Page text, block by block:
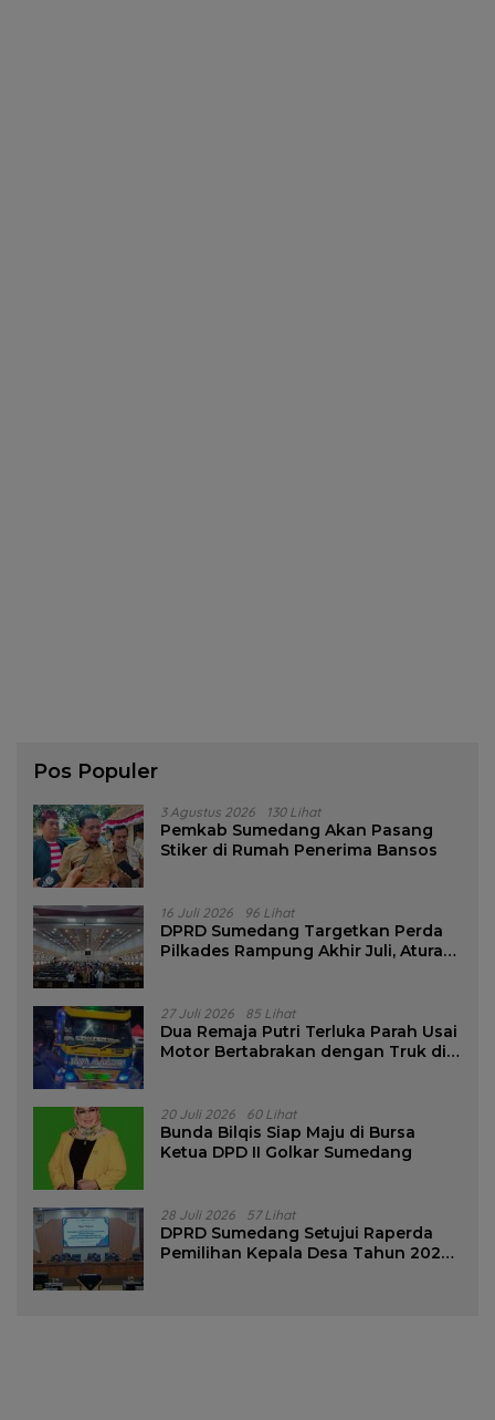
Pos Populer
3 Agustus 2026 130 Lihat
Pemkab Sumedang Akan Pasang
Stiker di Rumah Penerima Bansos
16 Juli 2026 96 Lihat
DPRD Sumedang Targetkan Perda
Pilkades Rampung Akhir Juli, Aturan
27 Juli 2026 85 Lihat
Dua Remaja Putri Terluka Parah Usai
Motor Bertabrakan dengan Truk di
20 Juli 2026 60 Lihat
Bunda Bilqis Siap Maju di Bursa
Ketua DPD II Golkar Sumedang
28 Juli 2026 57 Lihat
DPRD Sumedang Setujui Raperda
Pemilihan Kepala Desa Tahun 2026